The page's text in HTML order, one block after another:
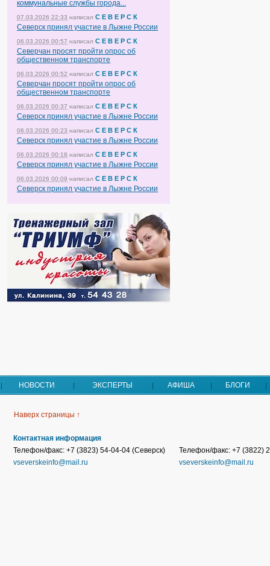
коммунальные службы города...
07.03.2026 22:33 написал С Е В Е Р С К
Северск принял участие в Лыжне России
06.03.2026 00:57 написал С Е В Е Р С К
Северчан просят пройти опрос об
общественном транспорте
06.03.2026 00:52 написал С Е В Е Р С К
Северчан просят пройти опрос об
общественном транспорте
06.03.2026 00:37 написал С Е В Е Р С К
Северск принял участие в Лыжне России
06.03.2026 00:23 написал С Е В Е Р С К
Северск принял участие в Лыжне России
06.03.2026 00:18 написал С Е В Е Р С К
Северск принял участие в Лыжне России
06.03.2026 00:09 написал С Е В Е Р С К
Северск принял участие в Лыжне России
НОВОСТИ ЭКСПЕРТЫ АФИША БЛОГИ
Наверх страницы ↑
Контактная информация
Телефон/факс: +7 (3823) 54-04-04 (Северск)
vseverskeinfo@mail.ru
Телефон/факс: +7 (3822)
vseverskeinfo@mail.ru